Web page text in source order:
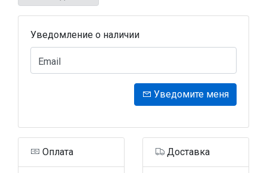
Уведомление о наличии
Email
Уведомите меня
Оплата Доставка